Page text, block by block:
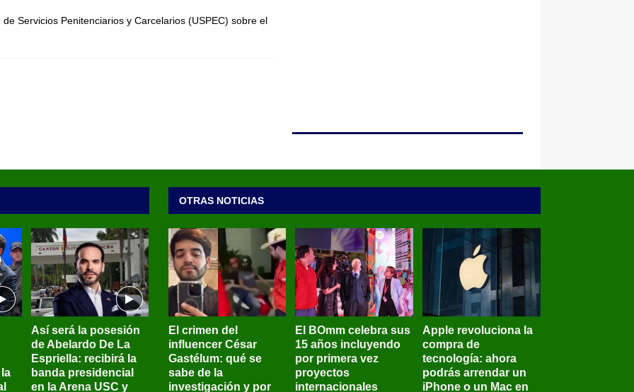
Servicios Penitenciarios y Carcelarios (USPEC) sobre el
Así será la posesión
de Abelardo De La
Espriella: recibirá la
banda presidencial
en la Arena USC y
OTRAS NOTICIAS
El crimen del
influencer César
Gastélum: qué se
sabe de la
investigación y por
El BOmm celebra sus
15 años incluyendo
por primera vez
proyectos
internacionales
Apple revoluciona la
compra de
tecnología: ahora
podrás arrendar un
iPhone o un Mac en